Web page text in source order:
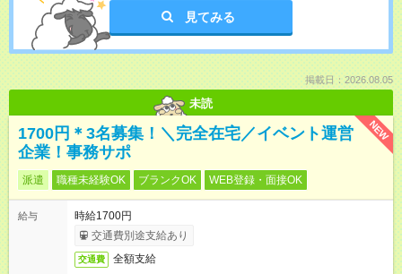
見てみる
掲載日：2026.08.05
未読
NEW
1700円＊3名募集！＼完全在宅／イベント運営
企業！事務サポ
派遣 職種未経験OK ブランクOK WEB登録・面接OK
給与
時給1700円
交通費別途支給あり
交通費 全額支給